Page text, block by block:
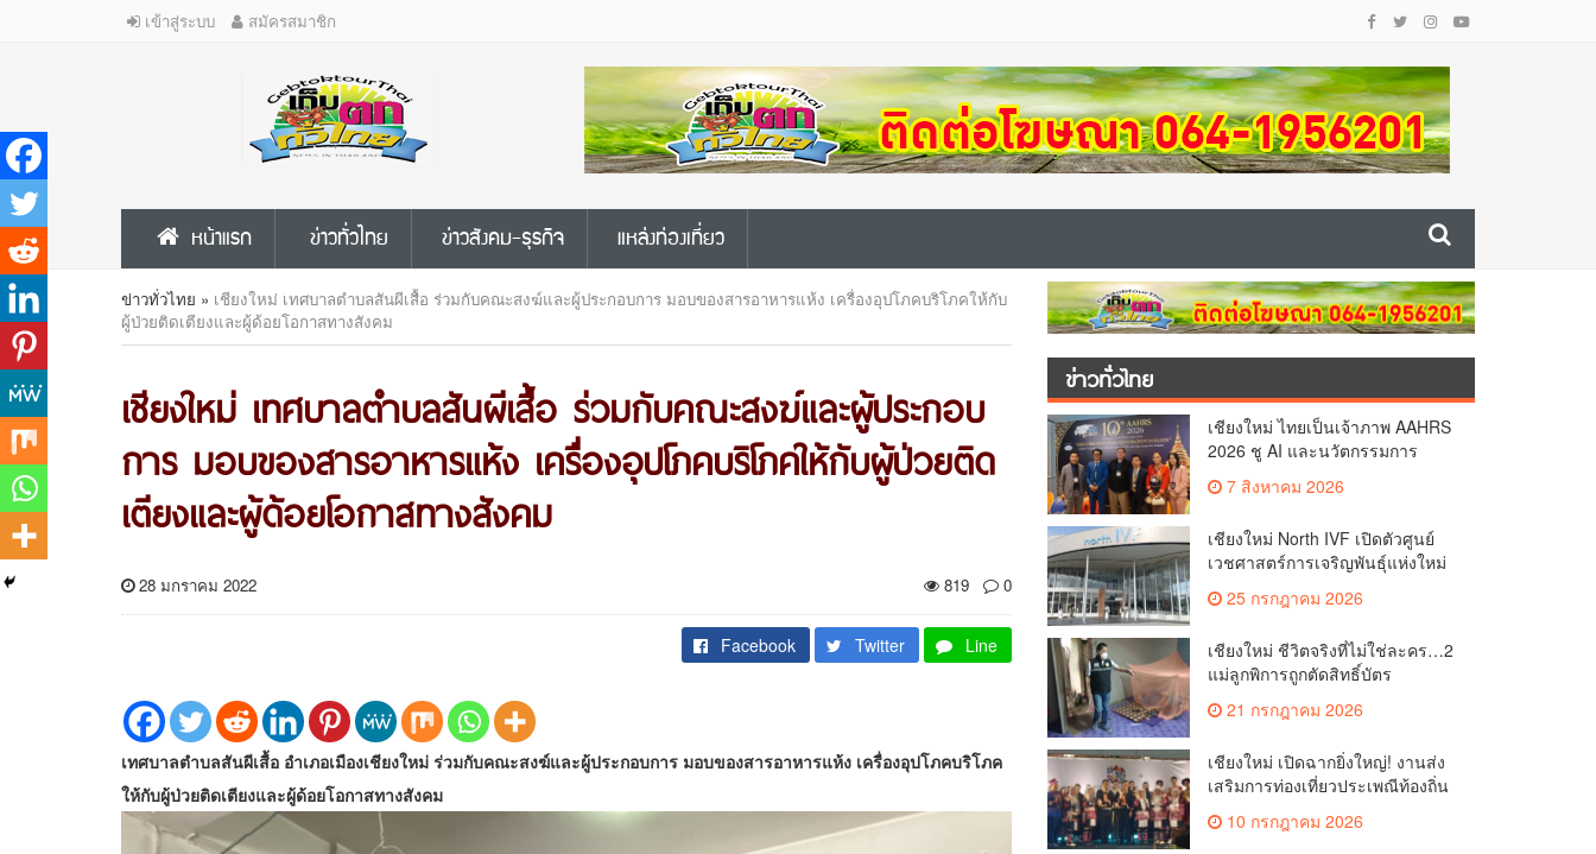
เข้าสู่ระบบ สมัครสมาชิก
หน้าแรก ข่าวทั่วไทย ข่าวสังคม-ธุรกิจ แหล่งท่องเที่ยว
ข่าวทั่วไทย » เชียงใหม่ เทศบาลตำบลสันผีเสื้อ ร่วมกับคณะสงฆ์และผู้ประกอบการ มอบของสารอาหารแห้ง เครื่องอุปโภคบริโภคให้กับ
ผู้ป่วยติดเตียงและผู้ด้อยโอกาสทางสังคม
เชียงใหม่ เทศบาลตำบลสันผีเสื้อ ร่วมกับคณะสงฆ์และผู้ประกอบ
การ มอบของสารอาหารแห้ง เครื่องอุปโภคบริโภคให้กับผู้ป่วยติด
เตียงและผู้ด้อยโอกาสทางสังคม
28 มกราคม 2022 819 0
Facebook Twitter Line
เทศบาลตำบลสันผีเสื้อ อำเภอเมืองเชียงใหม่ ร่วมกับคณะสงฆ์และผู้ประกอบการ มอบของสารอาหารแห้ง เครื่องอุปโภคบริโภค
ให้กับผู้ป่วยติดเตียงและผู้ด้อยโอกาสทางสังคม
ข่าวทั่วไทย
เชียงใหม่ ไทยเป็นเจ้าภาพ AAHRS
2026 ชู AI และนวัตกรรมการ
แพทย์ ผลักดัน Medical Hub และ
ศูนย์กลางปลูกผมแห่งเอเชีย(คลิป)
7 สิงหาคม 2026
เชียงใหม่ North IVF เปิดตัวศูนย์
เวชศาสตร์การเจริญพันธุ์แห่งใหม่
ยกระดับเชียงใหม่สู่ ศูนย์กลางการ
รักษาผู้มีบุตรยากของภูมิภาค(คลิป)
25 กรกฎาคม 2026
เชียงใหม่ ชีวิตจริงที่ไม่ใช่ละคร…2
แม่ลูกพิการถูกตัดสิทธิ์บัตร
สวัสดิการฯ วอนรัฐทบทวนเกณฑ์
ช่วยคนจน(คลิป)
21 กรกฎาคม 2026
เชียงใหม่ เปิดฉากยิ่งใหญ่! งานส่ง
เสริมการท่องเที่ยวประเพณีท้องถิ่น
วิถีชาติพันธุ์ล้านนา(คลิป)
10 กรกฎาคม 2026